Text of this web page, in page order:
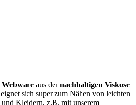
Webware aus dernachhaltigen Viskose
eignet sich super zum Nähen von leichten
Kleidern, z.B. mit unserem